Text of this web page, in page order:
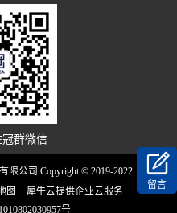
群微信
限公司 Copyright © 2019-2022
图
犀牛云提供企业云服务
号
留言